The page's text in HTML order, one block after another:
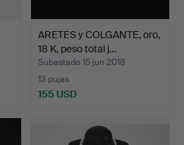
ARETES y COLGANTE, oro,
18 K, peso total j…
Subastado 15 jun 2018
13 pujas
155 USD